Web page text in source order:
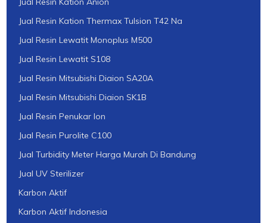
Jual Resin Kation Thermax Tulsion T42 Na
Jual Resin Lewatit Monoplus M500
Jual Resin Lewatit S108
Jual Resin Mitsubishi Diaion SA20A
Jual Resin Mitsubishi Diaion SK1B
Jual Resin Penukar Ion
Jual Resin Purolite C100
Jual Turbidity Meter Harga Murah Di Bandung
Jual UV Sterilizer
Karbon Aktif
Karbon Aktif Indonesia